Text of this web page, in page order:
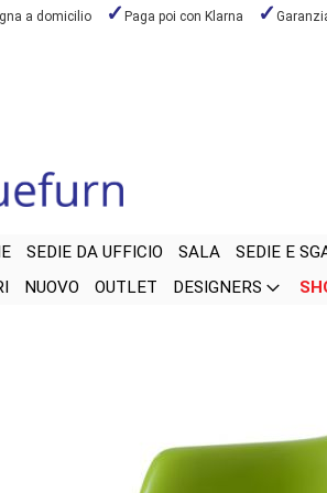
a domicilio Paga poi con Klarna
SEDIE DA UFFICIO SALA SEDIE E
NUOVO OUTLET DESIGNERS